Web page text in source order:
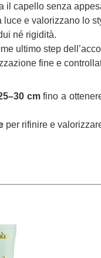
il capello senza
e valorizzano lo
né rigidità.
ultimo step
fine e
cmfino a
per rifinire e